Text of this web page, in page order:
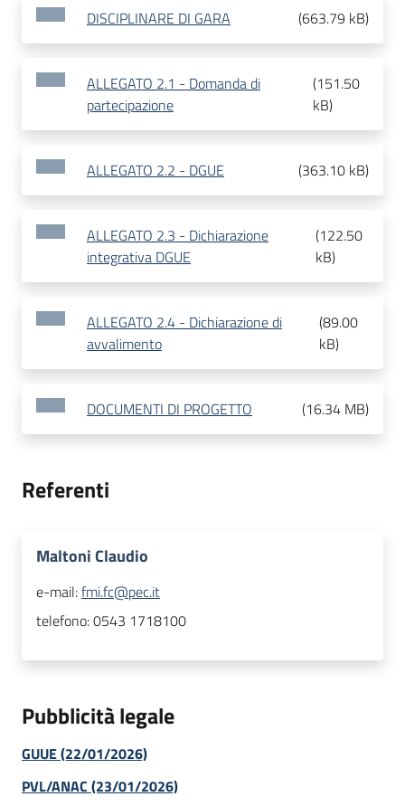
DISCIPLINARE DI GARA (663.79 kB)
ALLEGATO 2.1 - Domanda di
partecipazione
(151.50
kB)
ALLEGATO 2.2 - DGUE (363.10 kB)
ALLEGATO 2.3 - Dichiarazione
integrativa DGUE
(122.50
kB)
ALLEGATO 2.4 - Dichiarazione di
avvalimento
(89.00
kB)
DOCUMENTI DI PROGETTO (16.34 MB)
Referenti
Maltoni Claudio
e-mail:fmi.fc@pec.it
telefono:0543 1718100
Pubblicità legale
GUUE (22/01/2026)
PVL/ANAC (23/01/2026)